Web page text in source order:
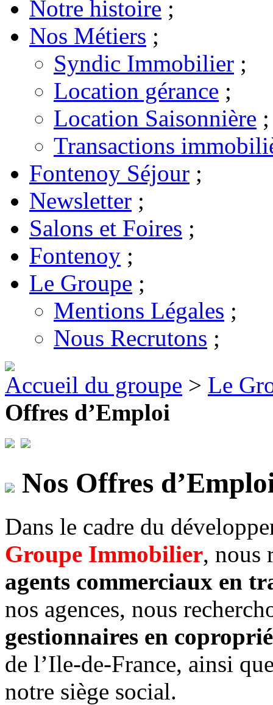
Notre histoire ;
Nos Métiers ;
Syndic Immobilier ;
Location gérance ;
Location Saisonnière ;
Transactions
Fontenoy Séjour ;
Newsletter ;
Salons et Foires ;
Fontenoy ;
Le Groupe ;
Mentions Légales ;
Nous Recrutons ;
Accueil du groupe > Le
Offres d’Emploi
Nos Offres
Dans le cadre du
Groupe Immobilier, nous
agents commerciaux en
nos agences, nous
gestionnaires en
de l’Ile-de-France, ainsi
notre siège social.